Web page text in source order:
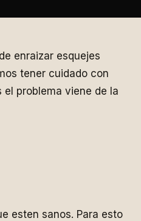
enraizar esquejes
tener cuidado con
el problema viene de la
esten sanos. Para esto